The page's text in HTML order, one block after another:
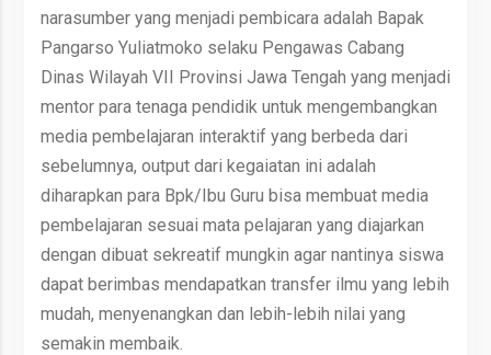
narasumber yang menjadi pembicara adalah Bapak
Pangarso Yuliatmoko selaku Pengawas Cabang
Dinas Wilayah VII Provinsi Jawa Tengah yang menjadi
mentor para tenaga pendidik untuk mengembangkan
media pembelajaran interaktif yang berbeda dari
sebelumnya, output dari kegaiatan ini adalah
diharapkan para Bpk/Ibu Guru bisa membuat media
pembelajaran sesuai mata pelajaran yang diajarkan
dengan dibuat sekreatif mungkin agar nantinya siswa
dapat berimbas mendapatkan transfer ilmu yang lebih
mudah, menyenangkan dan lebih-lebih nilai yang
semakin membaik.